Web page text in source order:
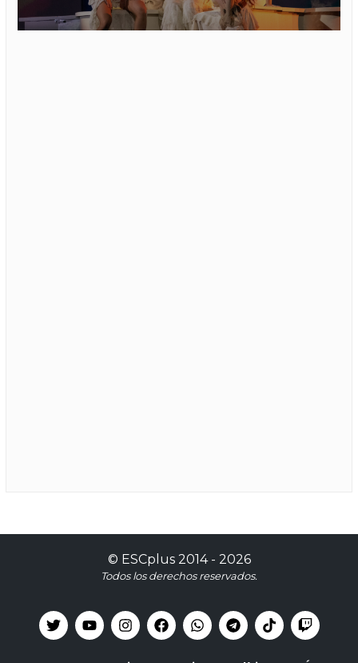
© ESCplus2014 - 2026
Todos los derechos reservados.